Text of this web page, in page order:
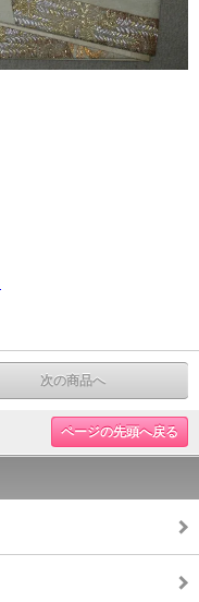
次の商品へ
ページの先頭へ戻る